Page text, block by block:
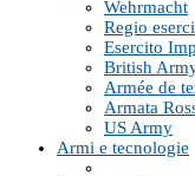
Wehrmacht
Regio
Esercito
British
Armée de
Armata
US Army
Armi e tecnologie